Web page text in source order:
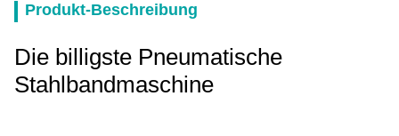
Produkt-Beschreibung
Die billigste Pneumatische
Stahlbandmaschine